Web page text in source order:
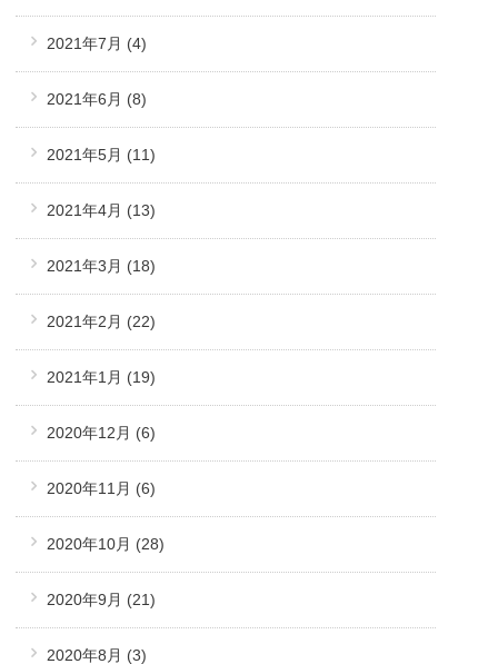
2021年7月 (4)
2021年6月 (8)
2021年5月 (11)
2021年4月 (13)
2021年3月 (18)
2021年2月 (22)
2021年1月 (19)
2020年12月 (6)
2020年11月 (6)
2020年10月 (28)
2020年9月 (21)
2020年8月 (3)